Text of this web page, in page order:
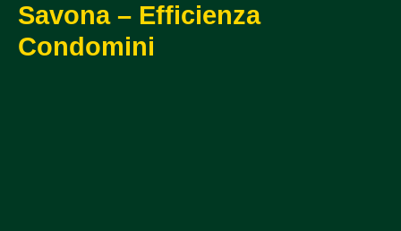
Savona – Efficienza
Condomini